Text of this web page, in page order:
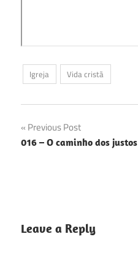
Igreja Vida cristã
Navegação
de
Previous Post
016 – O caminho dos justos
Leave a Reply